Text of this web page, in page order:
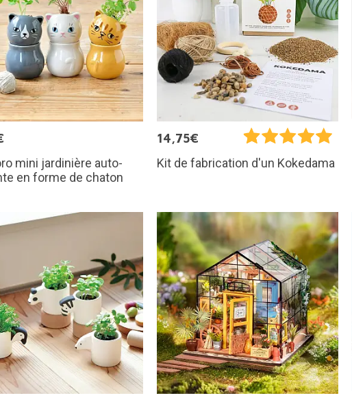
mini jardinière auto-
en forme de chaton
14,75€
Kit de fabrication d'un Kokedama